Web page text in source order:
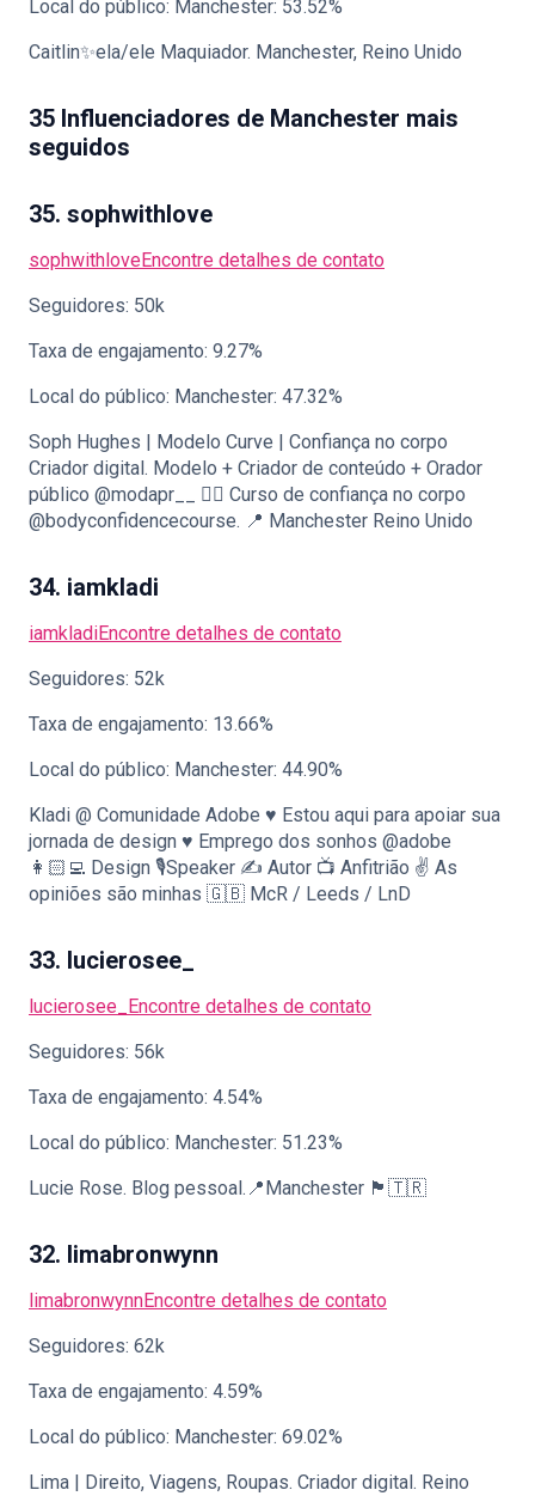
Local do público: Manchester: 53.52%
Caitlin✨ela/ele Maquiador. Manchester, Reino Unido
35 Influenciadores de Manchester mais
seguidos
35. sophwithlove
sophwithloveEncontre detalhes de contato
Seguidores: 50k
Taxa de engajamento: 9.27%
Local do público: Manchester: 47.32%
Soph Hughes | Modelo Curve | Confiança no corpo
Criador digital. Modelo + Criador de conteúdo + Orador
público @modapr__ 👇🏼 Curso de confiança no corpo
@bodyconfidencecourse. 📍 Manchester Reino Unido
34. iamkladi
iamkladiEncontre detalhes de contato
Seguidores: 52k
Taxa de engajamento: 13.66%
Local do público: Manchester: 44.90%
Kladi @ Comunidade Adobe ♥️ Estou aqui para apoiar sua
jornada de design ♥️ Emprego dos sonhos @adobe
👩🏻‍💻 Design 🎙️Speaker ✍️ Autor 📺 Anfitrião ✌️ As
opiniões são minhas 🇬🇧 McR / Leeds / LnD
33. lucierosee_
lucierosee_ Encontre detalhes de contato
Seguidores: 56k
Taxa de engajamento: 4.54%
Local do público: Manchester: 51.23%
Lucie Rose. Blog pessoal.📍Manchester 🏴󠁧󠁢󠁳󠁣󠁴󠁿🇹🇷
32. limabronwynn
limabronwynnEncontre detalhes de contato
Seguidores: 62k
Taxa de engajamento: 4.59%
Local do público: Manchester: 69.02%
Lima | Direito, Viagens, Roupas. Criador digital. Reino